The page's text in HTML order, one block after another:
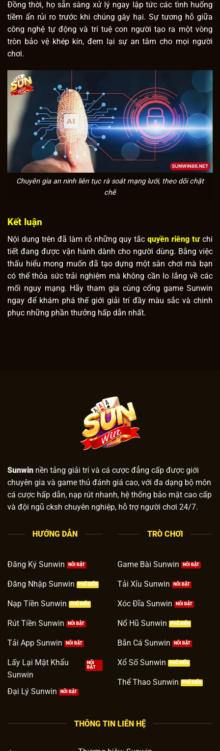
Đồng thời, họ sẵn sàng xử lý ngay lập tức các tình huống
tiềm ẩn rủi ro trước khi chúng gây hại. Sự tương hỗ giữa
công nghệ tự động và trí tuệ con người tạo ra một vòng
tròn bảo vệ khép kín, đem lại sự an tâm cho mọi người
chơi.
Chuyên gia an ninh liên tục rà soát mạng lưới, theo dõi chặt
chẽ
Kết luận
Nội dung trên đã làm rõ những quy tắcquyền riêng tưchi
tiết đang được vận hành dành cho người dùng. Bằng việc
thấu hiểu mong muốn đã tạo dựng một sân chơi mà bạn
có thể thỏa sức trải nghiệm mà không cần lo lắng về các
mối nguy mạng. Hãy tham gia cùng cổng game Sunwin
ngay để khám phá thế giới giải trí đầy màu sắc và chinh
phục những phần thưởng hấp dẫn nhất.
Sunwin nền tảng giải trí và cá cược đẳng cấp được giới
chuyên gia và game thủ đánh giá cao, với đa dạng bộ môn
cá cược hấp dẫn, nạp rút nhanh, hệ thống bảo mật cao cấp
và đội ngũ cksh chuyên nghiệp, hỗ trợ người chơi 24/7.
HƯỚNG DẪN
Đăng Ký Sunwin
Đăng Nhập Sunwin
Nạp Tiền Sunwin
Rút Tiền Sunwin
Tải App Sunwin
Lấy Lại Mật Khẩu
Sunwin
Đại Lý Sunwin
TRÒ CHƠI
Game Bài Sunwin
Tải Xỉu Sunwin
Xóc Đĩa Sunwin
Nổ Hũ Sunwin
Bắn Cá Sunwin
Xổ Số Sunwin
Thể Thao Sunwin
THÔNG TIN LIÊN HỆ